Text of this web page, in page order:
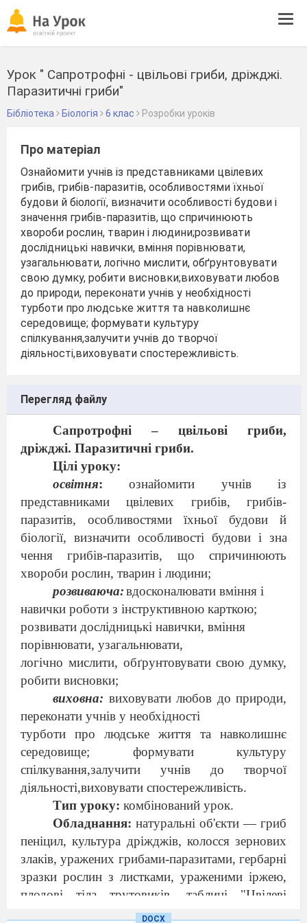
Урок " Сапротрофні - цвільові гриби, дріжджі.
Паразитичні гриби"
Бібліотека Біологія 6 клас Розробки уроків
Про матеріал
Ознайомити учнів із представниками цвілевих
грибів, грибів-паразитів, особливостями їхньої
будови й біології, визначити особливості будови і
значення грибів-паразитів, що спричинюють
хвороби рослин, тварин і людини;розвивати
дослідницькі навички, вміння порівнювати,
узагальнювати, логічно мислити, обґрунтовувати
свою думку, робити висновки;виховувати любов
до природи, переконати учнів у необхідності
турботи про людське життя та навколишнє
середовище; формувати культуру
спілкування,залучити учнів до творчої
діяльності,виховувати спостережливість.
Перегляд файлу
Сапротрофні – цвільові гриби,
дріжджі. Паразитичні гриби.
Цілі уроку:
освітня:ознайомити учнів із
представниками цвілевих грибів, грибів-
паразитів, особливостями їхньої будови й
біології, визначити особливості будови і зна
чення грибів-паразитів, щоспричинюють
хвороби рослин, тварин і людини;
розвиваюча:вдосконалювати вміння і
навички роботи з інструктивною карткою;
розвивати дослідницькі навички, вміння
порівнювати, узагальнювати,
логічно мислити, обґрунтовувати свою думку,
робити висновки;
виховна: виховувати любов до природи,
переконати учнів у необхідності
турботи про людське життя та навколишнє
середовище; формувати культуру
спілкування,залучити учнів до творчої
діяльності,виховувати спостережливість.
Тип уроку:комбінований урок.
Обладнання: натуральні об'єкти — гриб
пеніцил, культура дріжджів, колосся зернових
злаків, уражених грибами-паразитами, гербарні
зразки рослин з листками, ураженими іржею,
плодові тіла трутовиків, таблиці "Цвілеві
гриби", "Гриби-паразити".
DOCX